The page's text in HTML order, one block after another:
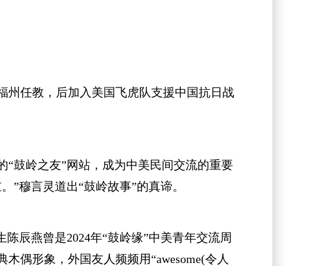
任教，后加入美国飞虎队支援中国抗日战
岭之友”网站，成为中美民间交流的重要
”穆言灵道出“鼓岭故事”的真谛。
辰燕曾是2024年“鼓岭缘”中美青年交流周
偶形象，外国友人频频用“awesome(令人